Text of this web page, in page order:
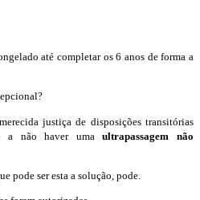
até completar os 6 anos de forma a
justiça de disposições transitórias
a não haver umaultrapassagem não
pode ser esta a solução, pode.